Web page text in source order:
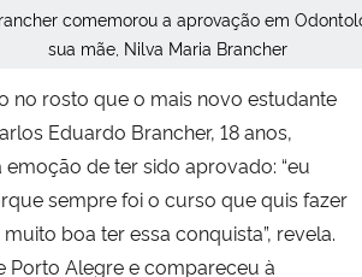
comemorou a aprovação em
sua mãe, Nilva Maria Brancher
no rosto que o mais novo estudante
Eduardo Brancher, 18 anos,
de ter sido aprovado: “eu
sempre foi o curso que quis fazer
boa ter essa conquista”, revela.
Porto Alegre e compareceu à